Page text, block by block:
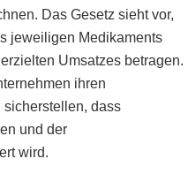
Das Gesetz sieht vor,
jeweiligen Medikaments
Umsatzes betragen.
ihren
dass
und der
wird.